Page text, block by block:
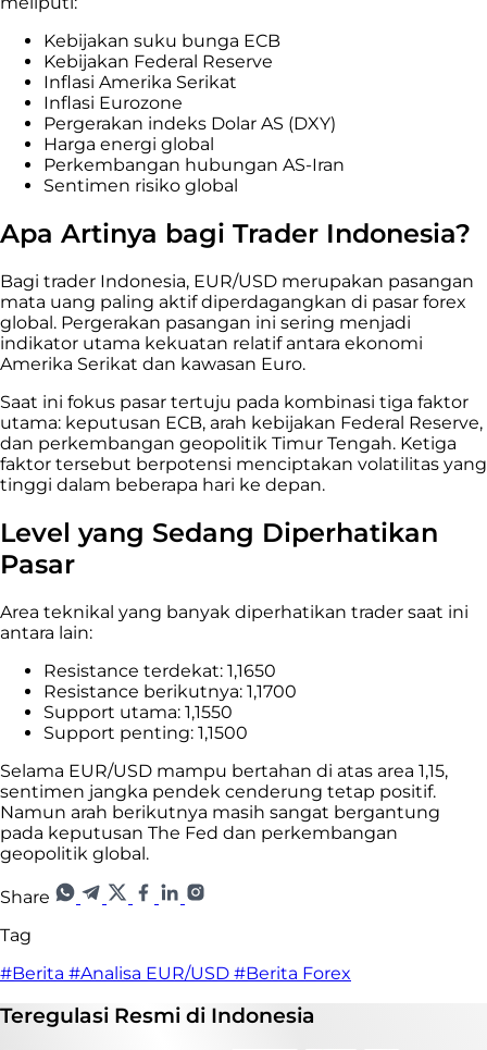
Kebijakan suku bunga ECB
Kebijakan Federal Reserve
Inflasi Amerika Serikat
Inflasi Eurozone
Pergerakan indeks Dolar AS (DXY)
Harga energi global
Perkembangan hubungan AS-Iran
Sentimen risiko global
Apa Artinya bagi Trader Indonesia?
Bagi trader Indonesia, EUR/USD merupakan pasangan
mata uang paling aktif diperdagangkan di pasar forex
global. Pergerakan pasangan ini sering menjadi
indikator utama kekuatan relatif antara ekonomi
Amerika Serikat dan kawasan Euro.
Saat ini fokus pasar tertuju pada kombinasi tiga faktor
utama: keputusan ECB, arah kebijakan Federal Reserve,
dan perkembangan geopolitik Timur Tengah. Ketiga
faktor tersebut berpotensi menciptakan volatilitas yang
tinggi dalam beberapa hari ke depan.
Level yang Sedang Diperhatikan
Pasar
Area teknikal yang banyak diperhatikan trader saat ini
antara lain:
Resistance terdekat: 1,1650
Resistance berikutnya: 1,1700
Support utama: 1,1550
Support penting: 1,1500
Selama EUR/USD mampu bertahan di atas area 1,15,
sentimen jangka pendek cenderung tetap positif.
Namun arah berikutnya masih sangat bergantung
pada keputusan The Fed dan perkembangan
geopolitik global.
Share
Tag
#Berita #Analisa EUR/USD #Berita Forex
Teregulasi Resmi di Indonesia